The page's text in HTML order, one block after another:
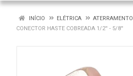
INÍCIO ELÉTRICA
ATERRAMENTO
CONECTOR HASTE COBREADA 1/2'' - 5/8''